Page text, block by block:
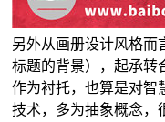
另外从画册设计风格而
标题的背景），起承转
作为衬托，也算是对智
技术，多为抽象概念，